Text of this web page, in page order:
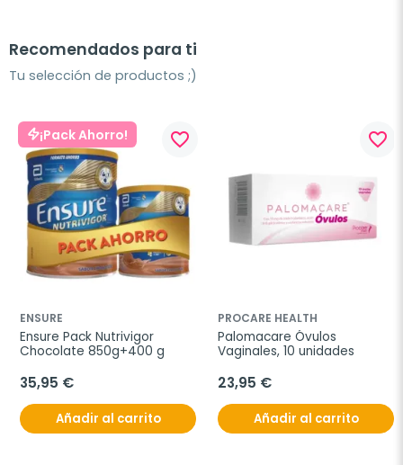
Recomendados para ti
Tu selección de productos ;)
¡Pack Ahorro! favorite_border
ENSURE
Ensure Pack Nutrivigor
Chocolate 850g+400 g
35,95 €
Añadir al carrito
favorite_border
PROCARE HEALTH
Palomacare Óvulos
Vaginales, 10 unidades
23,95 €
Añadir al carrito